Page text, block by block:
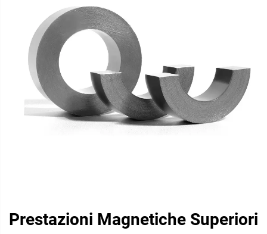
Prestazioni Magnetiche Superiori